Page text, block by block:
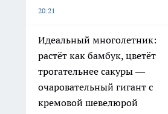
20:21
Идеальный многолетник:
растёт как бамбук, цветёт
трогательнее сакуры —
очаровательный гигант с
кремовой шевелюрой